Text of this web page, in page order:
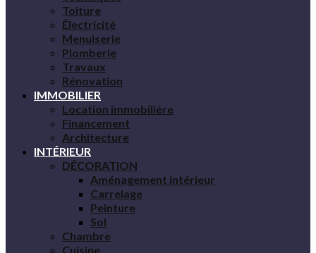
Toiture
Électricité
Menuiserie
Plomberie
Travaux
Rénovation
IMMOBILIER
Location immobilière
Financement
Architecture
INTÉRIEUR
DÉCORATION
Aménagement intérieur
Carrelage
Peinture
Sol
Chambre
Cuisine